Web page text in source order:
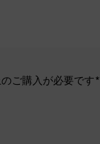
ご購入が必要です*